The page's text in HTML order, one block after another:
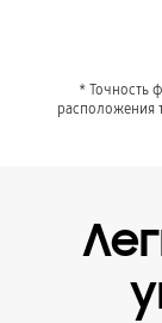
* Точность
расположения